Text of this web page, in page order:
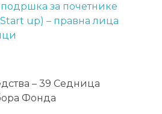
за почетнике
up) – правна лица
– 39 Седница
Фонда